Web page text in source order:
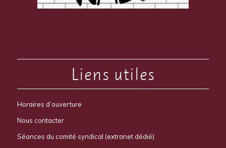
Liens utiles
Horaires d’ouverture
Nous contacter
Séances du comité syndical (extranet dédié)